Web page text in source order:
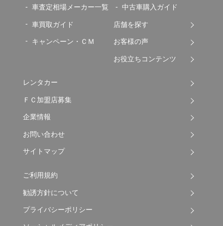
車査定相場メーカー一覧
車買取ガイド
キャンペーン・ＣＭ
中古車購入ガイド
店舗を探す
お客様の声
お役立ちコンテンツ
レンタカー
ＦＣ加盟店募集
企業情報
お問い合わせ
サイトマップ
ご利用規約
勧誘方針について
プライバシーポリシー